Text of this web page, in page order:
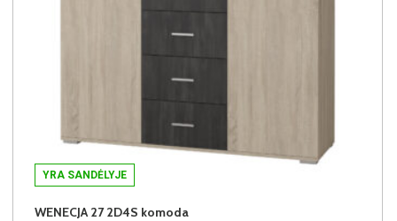
YRA SANDĖLYJE
WENECJA 27 2D4S komoda